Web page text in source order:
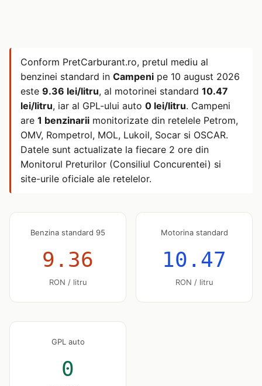
Conform PretCarburant.ro, pretul mediu al
benzinei standard in Campeni pe 10 august 2026
este 9.36 lei/litru, al motorinei standard 10.47
lei/litru, iar al GPL-ului auto 0 lei/litru. Campeni
are 1 benzinarii monitorizate din retelele Petrom,
OMV, Rompetrol, MOL, Lukoil, Socar si OSCAR.
Datele sunt actualizate la fiecare 2 ore din
Monitorul Preturilor (Consiliul Concurentei) si
site-urile oficiale ale retelelor.
Benzina standard 95
9.36
RON / litru
Motorina standard
10.47
RON / litru
GPL auto
0